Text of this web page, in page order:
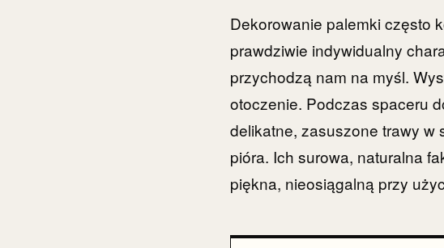
Dekorowanie palemki często
prawdziwie indywidualny
przychodzą nam na myśl.
otoczenie. Podczas spaceru
delikatne, zasuszone trawy w
pióra. Ich surowa, naturalna
piękna, nieosiągalną przy